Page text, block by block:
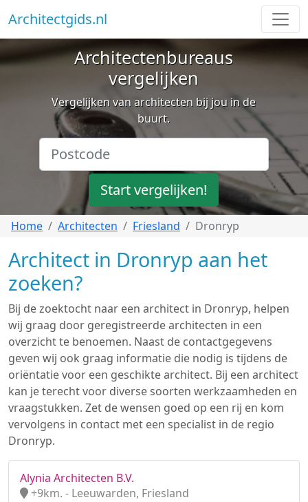
Architectgids.nl
Architectenbureaus
vergelijken
Vergelijken van architecten bij jou in de
buurt.
Start vergelijken!
Home Architecten Friesland Dronryp
Architect in Dronryp aan het
zoeken?
Bij de zoektocht naar een architect in Dronryp, helpen
wij graag door geregistreerde architecten in een
overzicht te benoemen. Naast de contactgegevens
geven wij ook graag informatie die nodig is tijdens de
oriëntatie voor een geschikte architect. Bij een architect
kan je terecht voor diverse soorten werkzaamheden en
vraagstukken. Zet de wensen goed op een rij en kom
vervolgens in contact met een specialist in de regio
Dronryp.
Alynia Architecten B.V.
+9km. - Leeuwarden, Friesland